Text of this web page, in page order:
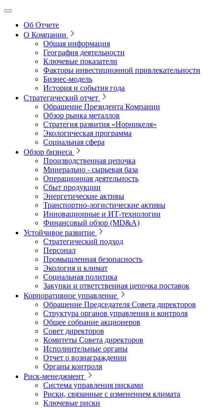
Об Отчете
О Компании
Общая информация
География деятельности
Ключевые показатели
Факторы инвестиционной привлекательности
Бизнес-модель
История и события года
Стратегический отчет
Обращение Президента Компании
Обзор рынка металлов
Стратегия развития «Норникеля»
Экологическая программа
Социальная сфера
Обзор бизнеса
Производственная цепочка
Минерально ‑ сырьевая база
Операционная деятельность
Сбыт продукции
Энергетические активы
Транспортно-логистические активы
Инновационные и ИТ‑технологии
Финансовый обзор (MD&A)
Устойчивое развитие
Стратегический подход
Персонал
Промышленная безопасность
Экология и климат
Социальная политика
Закупки и ответственная цепочка поставок
Корпоративное управление
Обращение Председателя Совета директоров
Структура органов управления и контроля
Общее собрание акционеров
Совет директоров
Комитеты Совета директоров
Исполнительные органы
Отчет о вознаграждении
Органы контроля
Риск-менеджмент
Система управления рисками
Риски, связанные с изменением климата
Ключевые риски